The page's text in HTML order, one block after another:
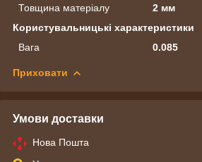
Товщина матеріалу
2 мм
Користувальницькі характеристики
Вага
0.085
Приховати
Умови доставки
Нова Пошта